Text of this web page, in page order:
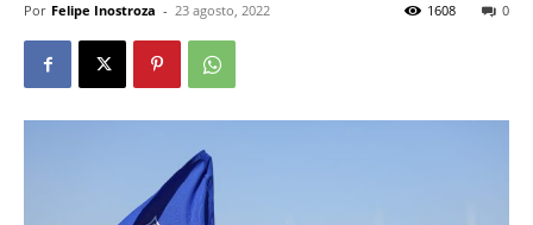
Por Felipe Inostroza - 23 agosto, 2022 0
1608